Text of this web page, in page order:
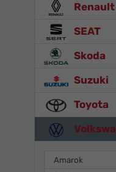
Renault
SEAT
Skoda
Suzuki
Toyota
Amarok